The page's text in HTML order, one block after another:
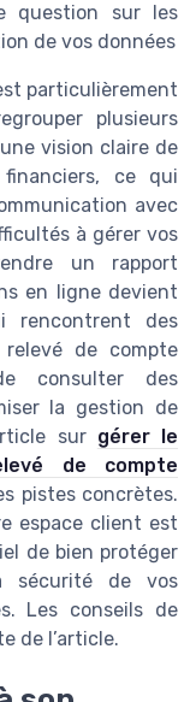
question sur les
de vos données
particulièrement
plusieurs
vision claire de
financiers, ce qui
avec
à gérer vos
un rapport
en ligne devient
rencontrent des
de compte
consulter des
la gestion de
sur gérer le
de compte
pistes concrètes.
espace client est
de bien protéger
sécurité de vos
Les conseils de
de l’article.